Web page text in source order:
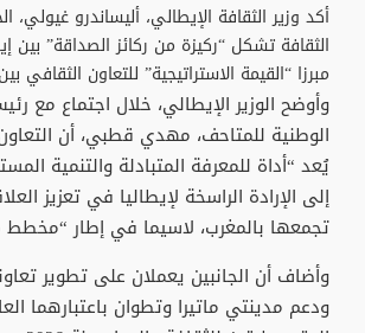
أكد وزير الثقافة الإيطالي، أليساندرو غيولي،
الثقافة تشكل “ركيزة من ركائز الصداقة” بين
مبرزا “القيمة الاستراتيجية” للتعاون الثقافي
وأوضح الوزير الإيطالي، خلال اجتماع مع
الوطنية للمتاحف، مهدي قطبي، أن
يُعد “أداة للمعرفة المتبادلة والتنمية
إلى الإرادة الراسخة لإيطاليا في تعزيز
تجمعها بالمغرب، لاسيما في إطار “مخطط
وأضاف أن الجانبين يعملان على تطوير
ودعم مدينتي ماتيرا وتطوان باعتبارهما